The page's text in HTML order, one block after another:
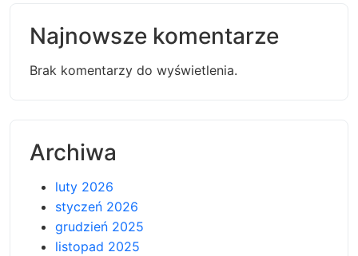
Najnowsze komentarze
Brak komentarzy do wyświetlenia.
Archiwa
luty 2026
styczeń 2026
grudzień 2025
listopad 2025